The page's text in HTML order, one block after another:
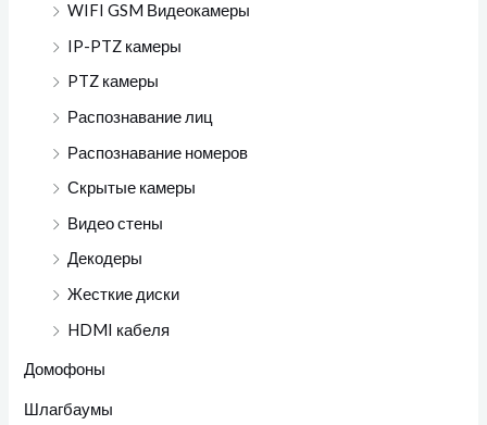
WIFI GSM Видеокамеры
IP-PTZ камеры
PTZ камеры
Распознавание лиц
Распознавание номеров
Скрытые камеры
Видео стены
Декодеры
Жесткие диски
HDMI кабеля
Домофоны
Шлагбаумы